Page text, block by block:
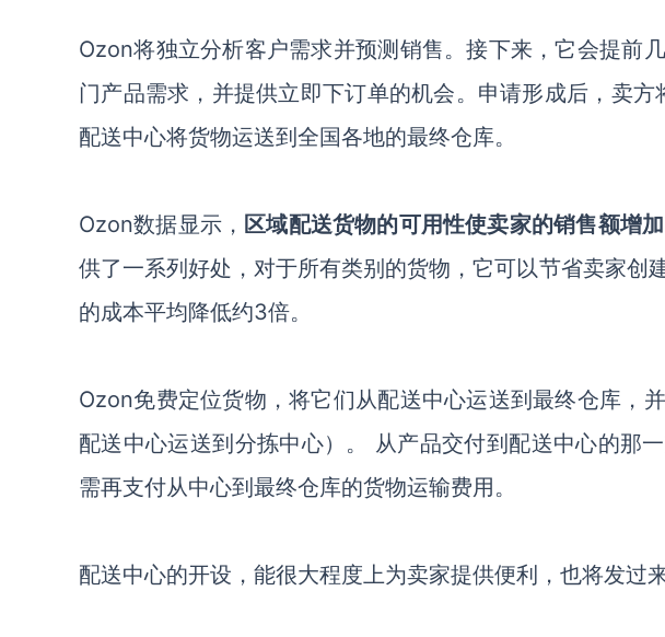
Ozon将独立分析客户需求并预测销售。接下来，它会提前
门产品需求，并提供立即下订单的机会。申请形成后，卖
配送中心将货物运送到全国各地的最终仓库。
Ozon数据显示， 区域配送货物的可用性使卖家的销售额增
供了一系列好处 ，对于所有类别的货物，它可以节省卖家创
的成本平均降低约3倍。
Ozon免费定位货物，将它们从配送中心运送到最终仓库，
配送中心运送到分拣中心）。 从产品交付到配送中心的那一
需再支付从中心到最终仓库的货物运输费用。
配送中心的开设，能很大程度上为卖家提供便利，也将发过